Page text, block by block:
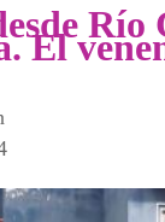
Río
El